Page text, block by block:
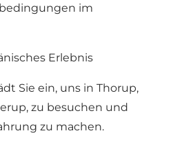
im
Erlebnis
Sie ein, uns in Thorup,
zu besuchen und
zu machen.